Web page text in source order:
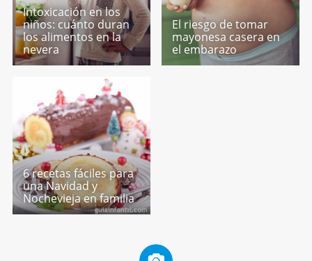
Intoxicación en los
niños: cuánto duran
los alimentos en la
nevera
El riesgo de tomar
mayonesa casera en
el embarazo
6 recetas fáciles para
una Navidad y
Nochevieja en familia